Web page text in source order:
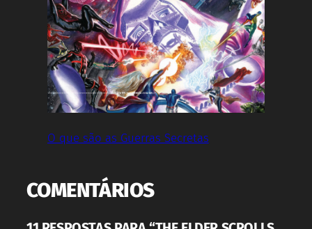
O que são as Guerras Secretas
COMENTÁRIOS